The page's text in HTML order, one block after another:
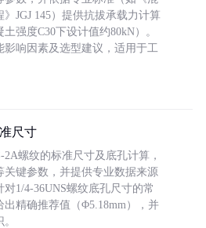
JGJ 145）提供抗拔承载力计算
强度C30下设计值约80kN）。
影响因素及选型建议，适用于工
尺寸
螺纹的标准尺寸及底孔计算，
关键参数，并提供专业数据来源
对1/4-36UNS螺纹底孔尺寸的常
出精确推荐值（Φ5.18mm），并